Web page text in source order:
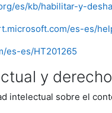
es/kb/habilitar-y-
es-es/
es-es/HT201265
y
intelectual sobre el